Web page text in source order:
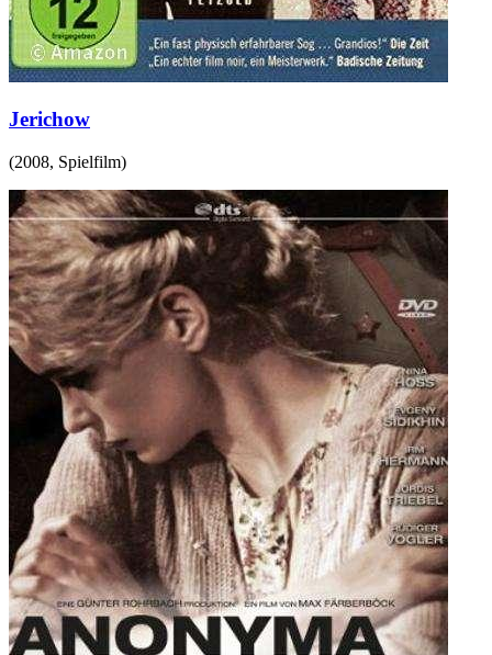
Jerichow
(2008, Spielfilm)